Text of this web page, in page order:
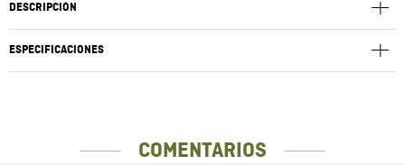
DESCRIPCIÓN
ESPECIFICACIONES
COMENTARIOS